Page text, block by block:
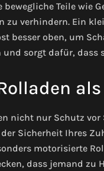
bewegliche Teile wie
zu verhindern. Ein
besser oben, um
und sorgt dafür,
nicht nur Schutz
Sicherheit Ihres
motorisierte
dass jemand zu